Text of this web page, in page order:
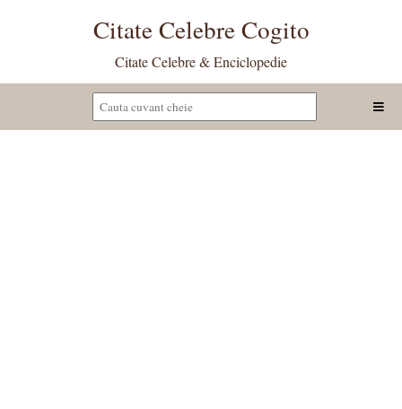
Citate Celebre Cogito
Citate Celebre & Enciclopedie